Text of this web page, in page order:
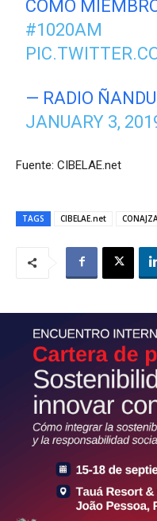
COMO
#1020AM
— RADIO
JANUARY 3,
Fuente: CIBELAE.net
TAGS CIBELAE.net